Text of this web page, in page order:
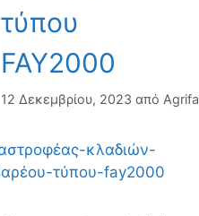
τύπου
FAY2000
12 Δεκεμβρίου, 2023 από Agrifa